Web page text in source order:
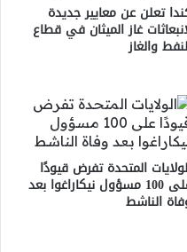
تعلن عن معايير جديدة
غاز الميثان في قطاع
والغاز
المتحدة تفرض قيودًا
على 100 مسؤول نيكاراغوا بعد
الناشط